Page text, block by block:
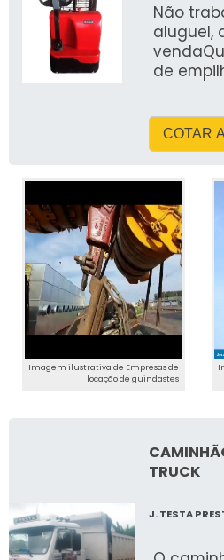
Não
aluguel,
de
COTAR
Imagem ilustrativa de Empresas de
locação de guindastes
TRUCK
J. TESTA